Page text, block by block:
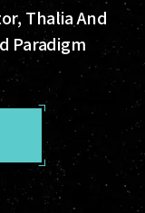
Thalia And
Paradigm